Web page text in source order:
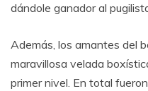
dándole ganador al
Además, los amantes del
maravillosa velada
primer nivel. En total